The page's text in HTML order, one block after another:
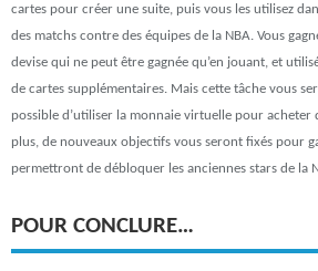
cartes pour créer une suite, puis vous les utilisez
des matchs contre des équipes de la NBA. Vous
devise qui ne peut être gagnée qu’en jouant, et
de cartes supplémentaires. Mais cette tâche vous
possible d’utiliser la monnaie virtuelle pour acheter
plus, de nouveaux objectifs vous seront fixés pour
permettront de débloquer les anciennes stars de la
POUR CONCLURE…